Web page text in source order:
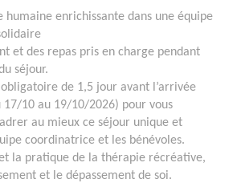
humaine enrichissante dans une équipe
et des repas pris en charge pendant
séjour.
de 1,5 jour avant l’arrivée
17/10 au 19/10/2026) pour vous
au mieux ce séjour unique et
coordinatrice et les bénévoles.
la pratique de la thérapie récréative,
et le dépassement de soi.